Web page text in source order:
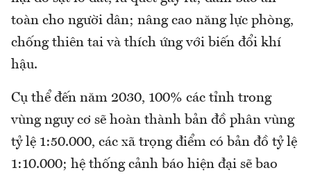
toàn cho người dân; nâng cao năng lực phòng,
chống thiên tai và thích ứng với biến đổi khí
hậu.
Cụ thể đến năm 2030, 100% các tỉnh trong
vùng nguy cơ sẽ hoàn thành bản đồ phân vùng
tỷ lệ 1:50.000, các xã trọng điểm có bản đồ tỷ lệ
1:10.000; hệ thống cảnh báo hiện đại sẽ bao